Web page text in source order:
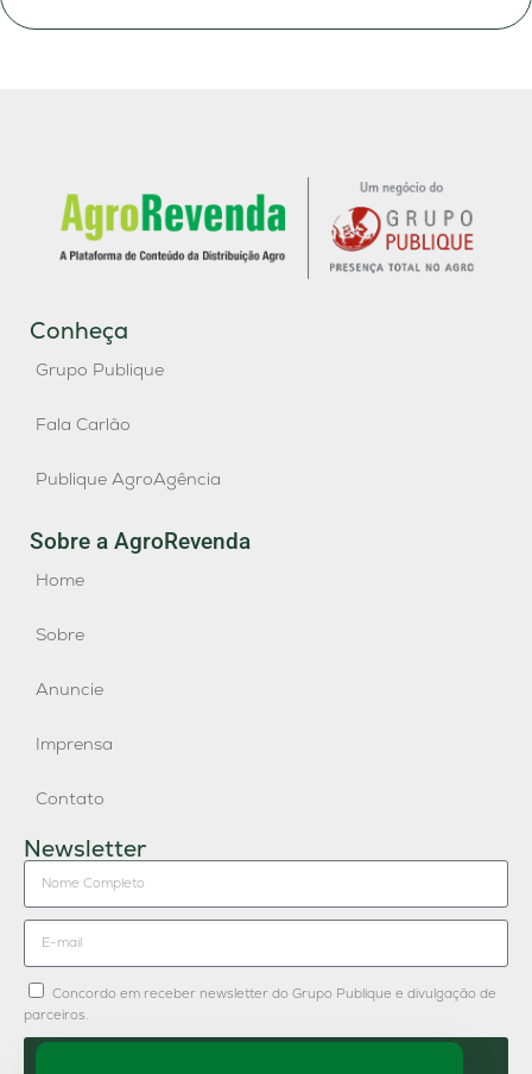
Conheça
Grupo Publique
Fala Carlão
Publique AgroAgência
Sobre a AgroRevenda
Home
Sobre
Anuncie
Imprensa
Contato
Newsletter
Concordo em receber newsletter do Grupo Publique e divulgação de
parceiros.